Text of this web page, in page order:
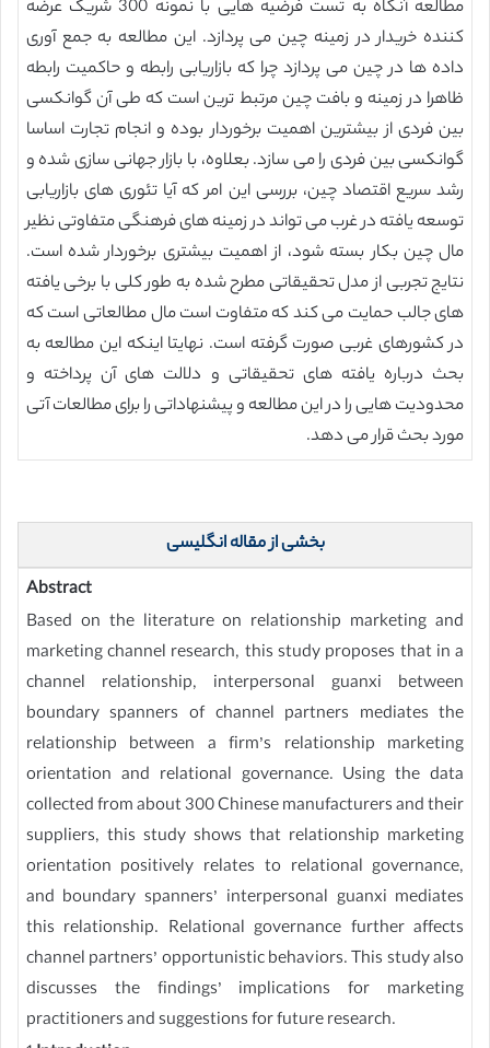
مطالعه آنگاه به تست فرضیه هایی با نمونه 300 شریک عرضه
کننده خریدار در زمینه چین می پردازد. این مطالعه به جمع آوری
داده ها در چین می پردازد چرا که بازاریابی رابطه و حاکمیت رابطه
ظاهرا در زمینه و بافت چین مرتبط ترین است که طی آن گوانکسی
بین فردی از بیشترین اهمیت برخوردار بوده و انجام تجارت اساسا
گوانکسی بین فردی را می سازد. بعلاوه، با بازار جهانی سازی شده و
رشد سریع اقتصاد چین، بررسی این امر که آیا تئوری های بازاریابی
توسعه یافته در غرب می تواند در زمینه های فرهنگی متفاوتی نظیر
مال چین بکار بسته شود، از اهمیت بیشتری برخوردار شده است.
نتایج تجربی از مدل تحقیقاتی مطرح شده به طور کلی با برخی یافته
های جالب حمایت می کند که متفاوت است مال مطالعاتی است که
در کشورهای غربی صورت گرفته است. نهایتا اینکه این مطالعه به
بحث درباره یافته های تحقیقاتی و دلالت های آن پرداخته و
محدودیت هایی را در این مطالعه و پیشنهاداتی را برای مطالعات آتی
مورد بحث قرار می دهد.
بخشی از مقاله انگلیسی
Abstract
Based on the literature on relationship marketing and
marketing channel research, this study proposes that in a
channel relationship, interpersonal guanxi between
boundary spanners of channel partners mediates the
relationship between a firm’s relationship marketing
orientation and relational governance. Using the data
collected from about 300 Chinese manufacturers and their
suppliers, this study shows that relationship marketing
orientation positively relates to relational governance,
and boundary spanners’ interpersonal guanxi mediates
this relationship. Relational governance further affects
channel partners’ opportunistic behaviors. This study also
discusses the findings’ implications for marketing
practitioners and suggestions for future research.